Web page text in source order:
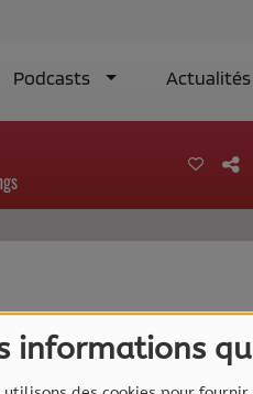
informations
Podcasts Actualités